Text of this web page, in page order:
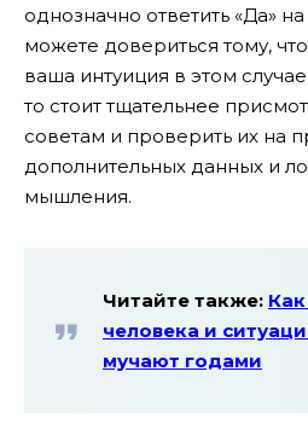
однозначно ответить «Да»
можете довериться тому,
ваша интуиция в этом
то стоит тщательнее
советам и проверить их на
дополнительных данных и
мышления.
Читайте также:
человека и
мучают годами